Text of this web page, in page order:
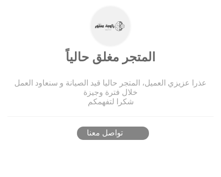
المتجر مغلق حالياً
عذرا عزيزي العميل، المتجر حاليا قيد الصيانة و سنعاود العمل
خلال فترة وجيزة
شكرا لتفهمكم
تواصل معنا